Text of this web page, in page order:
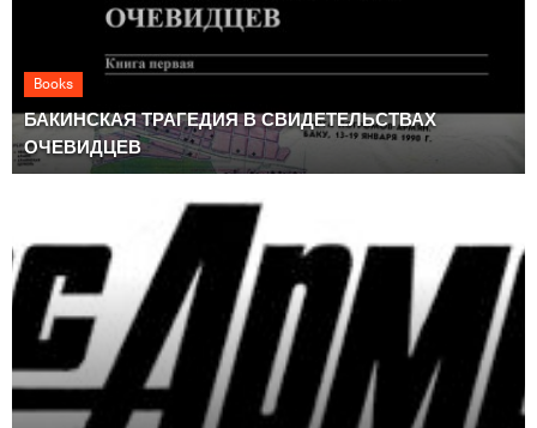
Books
БАКИНСКАЯ ТРАГЕДИЯ В СВИДЕТЕЛЬСТВАХ
ОЧЕВИДЦЕВ